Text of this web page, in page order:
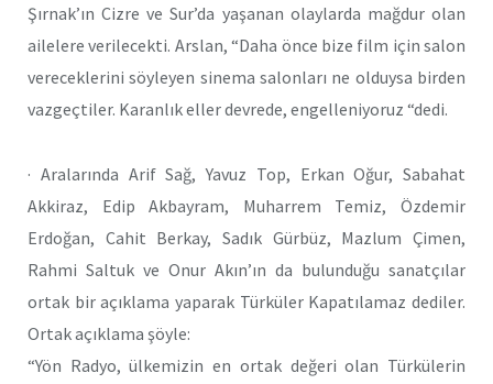
Şırnak’ın Cizre ve Sur’da yaşanan olaylarda mağdur olan
ailelere verilecekti. Arslan, “Daha önce bize film için salon
vereceklerini söyleyen sinema salonları ne olduysa birden
vazgeçtiler. Karanlık eller devrede, engelleniyoruz “dedi.
· Aralarında Arif Sağ, Yavuz Top, Erkan Oğur, Sabahat
Akkiraz, Edip Akbayram, Muharrem Temiz, Özdemir
Erdoğan, Cahit Berkay, Sadık Gürbüz, Mazlum Çimen,
Rahmi Saltuk ve Onur Akın’ın da bulunduğu sanatçılar
ortak bir açıklama yaparak Türküler Kapatılamaz dediler.
Ortak açıklama şöyle:
“Yön Radyo, ülkemizin en ortak değeri olan Türkülerin